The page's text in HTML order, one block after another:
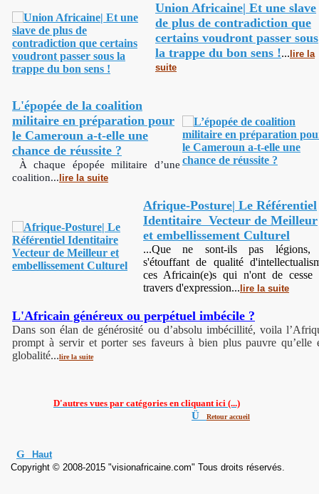
Union Africaine| Et une slave
de plus de contradiction que
certains voudront passer sous
la trappe du bon sens !... lire la
suite
L'épopée de la coalition
militaire en préparation pour
le Cameroun a-t-elle une
chance de réussite ?
À chaque épopée militaire d’une
coalition... lire la suite
Afrique-Posture| Le Référentiel
Identitaire Vecteur de Meilleur
et embellissement Culturel
...Que ne sont-ils pas légions,
s'étouffant de qualité
ces Africain(e)s qui n'ont de cesse
travers d'expression... lire la suite
L'Africain généreux ou perpétuel imbécile ?
Dans son élan de générosité ou d’absolu imbécillité, voila
prompt à servir et porter ses faveurs à bien plus pauvre qu’elle
globalité...lire la suite
D'autres vues par catégories en cliquant ici (...)
Ü Retour accueil
G
Haut
Copyright © 2008-2015 "visionafricaine.com" Tous droits réservés.